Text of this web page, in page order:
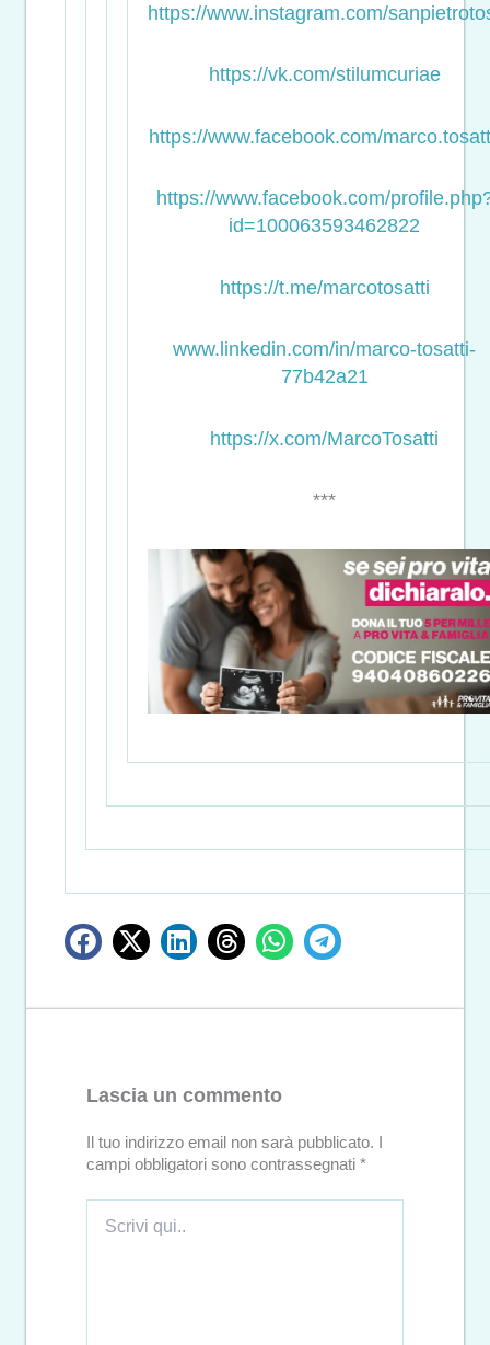
https://www.instagram.com/
https://vk.com/stilumcuriae
https://www.facebook.com/
https://www.facebook.com/
id=100063593462822
https://t.me/marcotosatti
www.linkedin.com/in/marco-tosatti-
77b42a21
https://x.com/MarcoTosatti
***
Lascia un commento
Il tuo indirizzo email non sarà pubblicato.
campi obbligatori sono contrassegnati *
qui..